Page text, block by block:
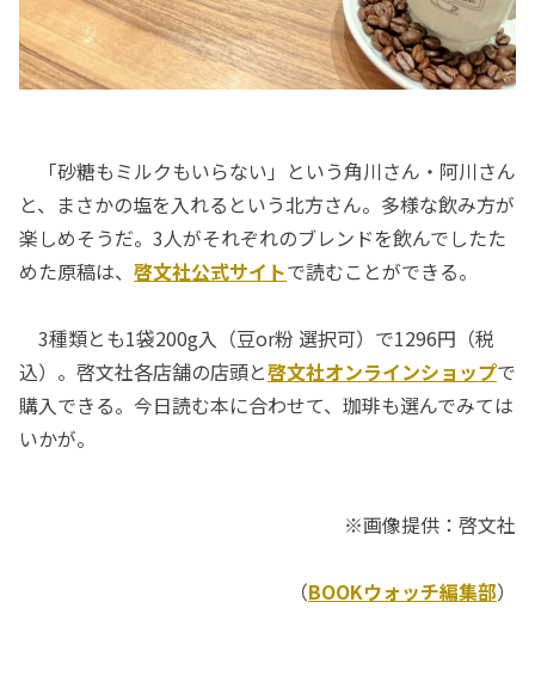
「砂糖もミルクもいらない」という角川さん・阿川さん
と、まさかの塩を入れるという北方さん。多様な飲み方が
楽しめそうだ。3人がそれぞれのブレンドを飲んでしたた
めた原稿は、 啓文社公式サイトで読むことができる。
3種類とも1袋200g入（豆or粉 選択可）で1296円（税
込）。啓文社各店舗の店頭と啓文社オンラインショップで
購入できる。今日読む本に合わせて、珈琲も選んでみては
いかが。
※画像提供：啓文社
（BOOKウォッチ編集部）